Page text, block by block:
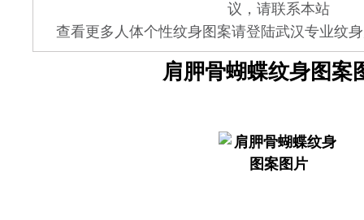
议，请联系本站
查看更多人体个性纹身图案请登陆武汉专业纹
肩胛骨蝴蝶纹身图案